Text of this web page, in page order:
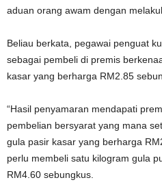
aduan orang awam dengan
Beliau berkata, pegawai penguat
sebagai pembeli di premis
kasar yang berharga RM2.85
“Hasil penyamaran mendapati
pembelian bersyarat yang mana
gula pasir kasar yang berharga
perlu membeli satu kilogram gula
RM4.60 sebungkus.